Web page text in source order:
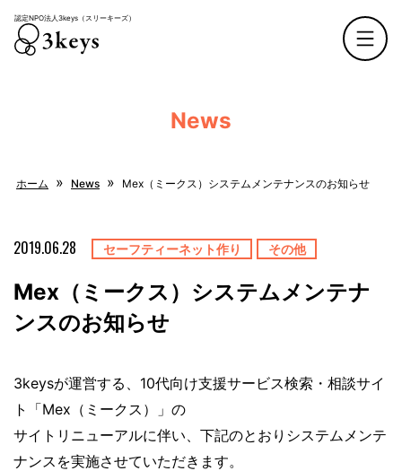
認定NPO法人3keys（スリーキーズ）
News
ホーム » News » Mex（ミークス）システムメンテナンスのお知らせ
2019.06.28 セーフティーネット作り その他
Mex（ミークス）システムメンテナ
ンスのお知らせ
3keysが運営する、10代向け支援サービス検索・相談サイ
ト「Mex（ミークス）」の
サイトリニューアルに伴い、下記のとおりシステムメンテ
ナンスを実施させていただきます。